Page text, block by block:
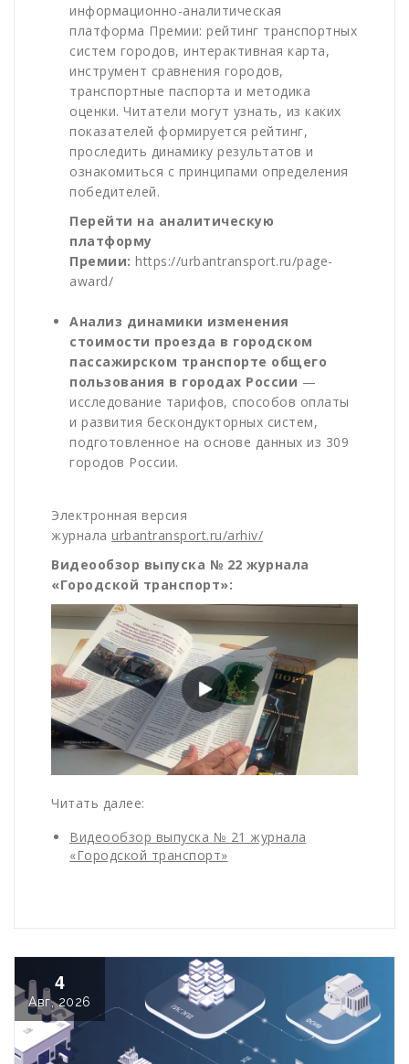
информационно-аналитическая
платформа Премии: рейтинг транспортных
систем городов, интерактивная карта,
инструмент сравнения городов,
транспортные паспорта и методика
оценки. Читатели могут узнать, из каких
показателей формируется рейтинг,
проследить динамику результатов и
ознакомиться с принципами определения
победителей.
Перейти на аналитическую
платформу
Премии: https://urbantransport.ru/page-
award/
Анализ динамики изменения
стоимости проезда в городском
пассажирском транспорте общего
пользования в городах России —
исследование тарифов, способов оплаты
и развития бескондукторных систем,
подготовленное на основе данных из 309
городов России.
Электронная версия
журнала urbantransport.ru/arhiv/
Видеообзор выпуска № 22 журнала
«Городской транспорт»:
Читать далее:
Видеообзор выпуска № 21 журнала
«Городской транспорт»
4
Авг, 2026